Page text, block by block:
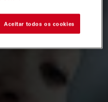
Aceitar todos os cookies